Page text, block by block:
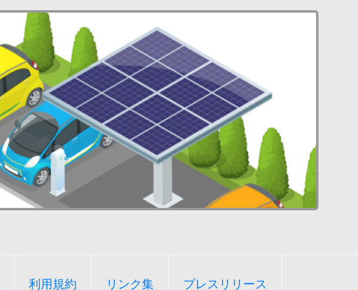
利用規約 リンク集 プレスリリース